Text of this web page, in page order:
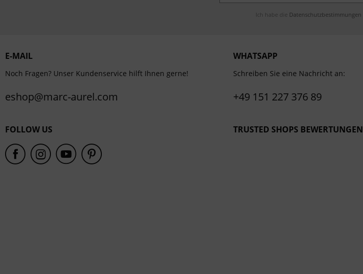
Ich habe die Datenschutzbestimmungen
E-MAIL
Noch Fragen? Unser Kundenservice hilft Ihnen gerne!
eshop@marc-aurel.com
WHATSAPP
Schreiben Sie eine Nachricht an:
+49 151 227 376 89
FOLLOW US TRUSTED SHOPS BEWERTUNGEN